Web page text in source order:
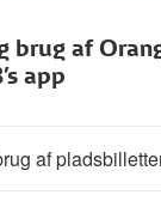
brug af
app
af